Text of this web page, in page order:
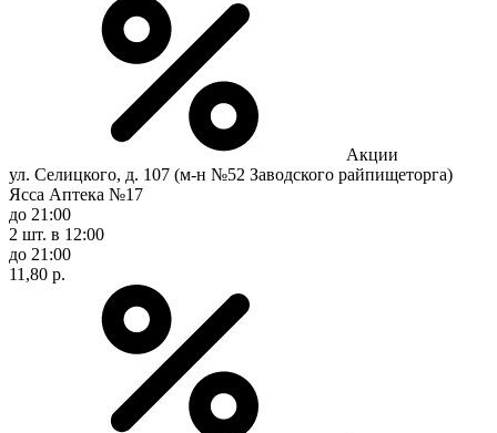
Акции
ул. Селицкого, д. 107 (м-н №52 Заводского райпищеторга)
Ясса Аптека №17
до 21:00
2 шт. в 12:00
до 21:00
11,80 р.